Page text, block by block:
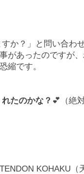
か？」と問い合わ
があったのですが
縮です。
たのかな？ 💕（絶
KOHAKU（